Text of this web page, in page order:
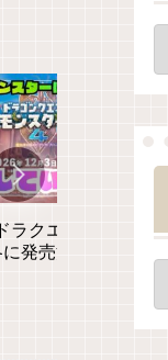
ラクエモンスター
発売決定！登場